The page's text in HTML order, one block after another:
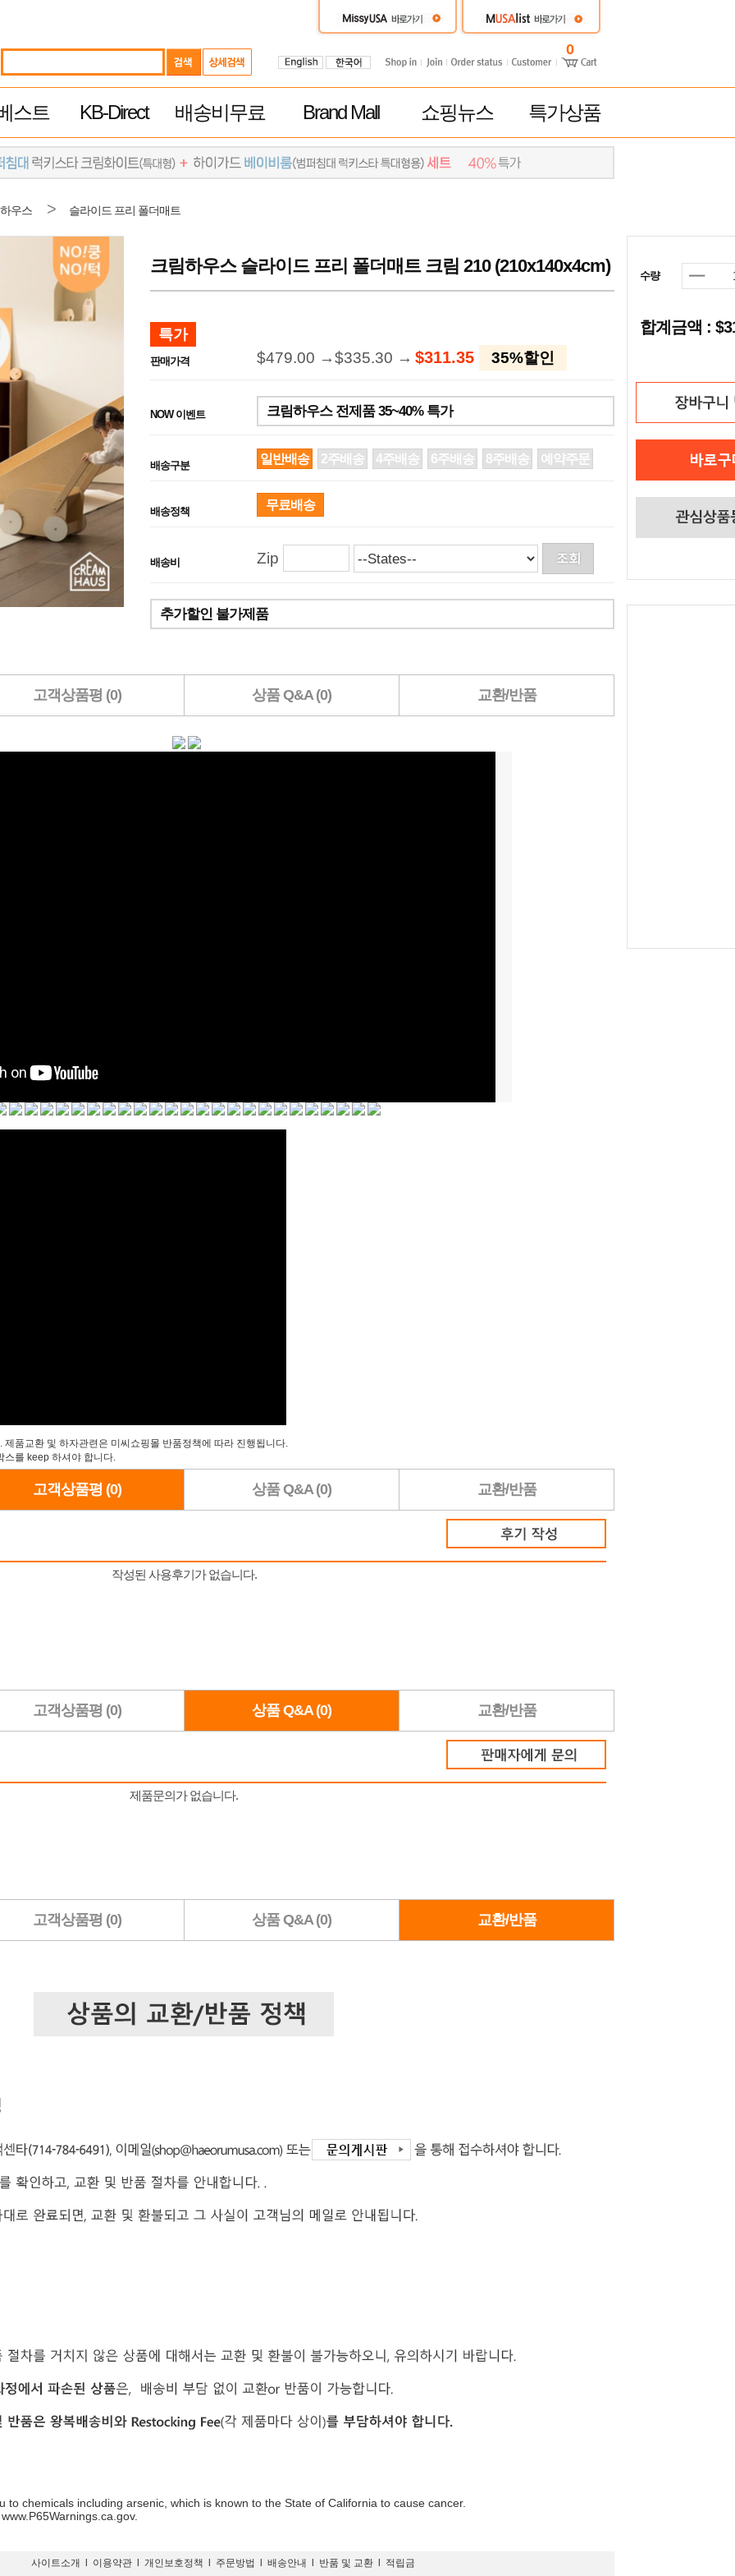
0
스트 KB-Direct 배송비무료 Brand Mall 쇼핑뉴스 특가상품
우스 > 슬라이드 프리 폴더매트
크림하우스 슬라이드 프리 폴더매트 크림 210 (210x140x4cm)
특가
판매가격 $479.00 →$335.30 → $311.35 35%할인
NOW 이벤트 크림하우스 전제품 35~40% 특가
배송구분 일반배송 2주배송 4주배송 6주배송 8주배송 예약주문
배송정책 무료배송
배송비 Zip
추가할인 불가제품
수량
합계금액 : $
고객상품평 (0) 상품 Q&A (0) 교환/반품
품교환 및 하자관련은 미씨쇼핑몰 반품정책에 따라 진행됩니다.
스를 keep 하셔야 합니다.
고객상품평 (0) 상품 Q&A (0) 교환/반품
고객상품평 (0) 상품 Q&A (0) 교환/반품
고객상품평 (0) 상품 Q&A (0) 교환/반품
to chemicals including arsenic, which is known to the State of California to cause cancer.
사이트소개 이용약관 개인보호정책 주문방법 배송안내 반품 및 교환 적립금